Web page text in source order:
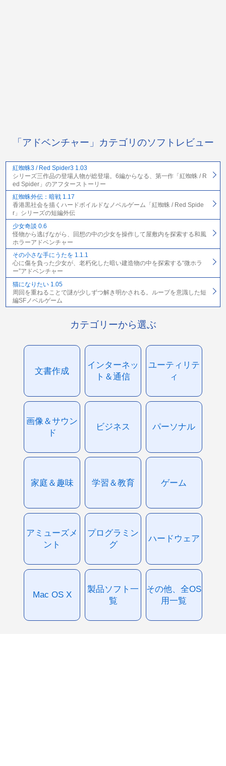
「アドベンチャー」カテゴリのソフトレビュー
紅蜘蛛3 / Red Spider3 1.03
シリーズ三作品の登場人物が総登場。6編からなる、第一作「紅蜘蛛 / R
ed Spider」のアフターストーリー
紅蜘蛛外伝：暗戦 1.17
香港黒社会を描くハードボイルドなノベルゲーム「紅蜘蛛 / Red Spide
r」シリーズの短編外伝
少女奇談 0.6
怪物から逃げながら、回想の中の少女を操作して屋敷内を探索する和風
ホラーアドベンチャー
その小さな手にうたを 1.1.1
心に傷を負った少女が、老朽化した暗い建造物の中を探索する“微ホラ
ー”アドベンチャー
猫になりたい 1.05
周回を重ねることで謎が少しずつ解き明かされる。ループを意識した短
編SFノベルゲーム
カテゴリーから選ぶ
文書作成
インターネッ
ト＆通信
ユーティリテ
ィ
画像＆サウン
ド
ビジネス パーソナル
家庭＆趣味 学習＆教育 ゲーム
アミューズメ
ント
プログラミン
グ
ハードウェア
Mac OS X
製品ソフト一
覧
その他、全OS
用一覧